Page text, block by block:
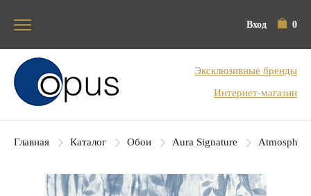
Вход 0
Блок поиска
Эксклюзивные бренды
Интернет-магазин
Главная Каталог Обои Aura Signature Atmosphere